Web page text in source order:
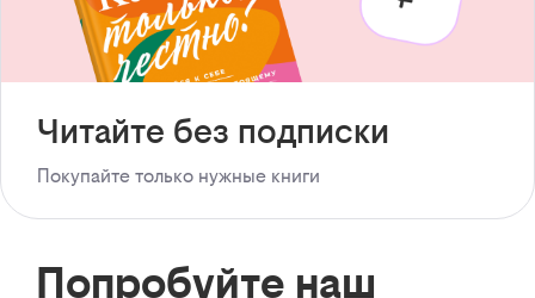
Читайте без подписки
Покупайте только нужные книги
Попробуйте наш